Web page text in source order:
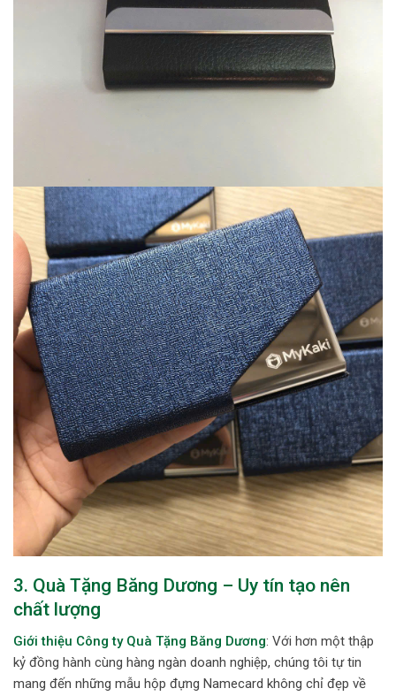
3. Quà Tặng Băng Dương – Uy tín tạo nên
chất lượng
Giới thiệu Công ty Quà Tặng Băng Dương: Với hơn một thập
kỷ đồng hành cùng hàng ngàn doanh nghiệp, chúng tôi tự tin
mang đến những mẫu hộp đựng Namecard không chỉ đẹp về